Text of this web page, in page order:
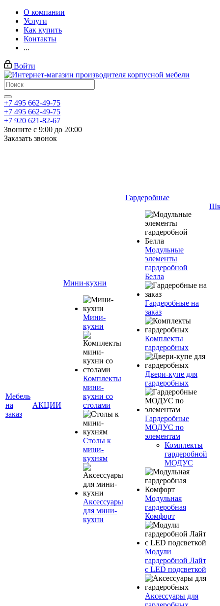
О компании
Услуги
Как купить
Контакты
...
Войти
+7 495 662-49-75
+7 495 662-49-75
+7 920 621-82-67
Звоните с 9:00 до 20:00
Заказать звонок
Мебель
на
заказ
АКЦИИ
Мини-кухни
Мини-
кухни
Комплекты
мини-
кухни со
столами
Столы к
мини-
кухням
Аксессуары
для мини-
кухни
Гардеробные
Модульные
элементы
гардеробной
Белла
Гардеробные на
заказ
Комплекты
гардеробных
Двери-купе для
гардеробных
Гардеробные
МОДУС по
элементам
Комплекты
гардеробной
МОДУС
Модульная
гардеробная
Комфорт
Модули
гардеробной Лайт
с LED подсветкой
Аксессуары для